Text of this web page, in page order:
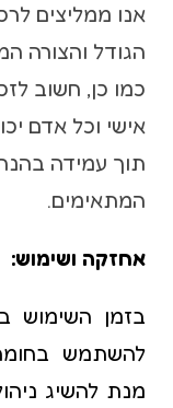
אנו ממליצים
הגודל והצורה
כמו כן, חשוב
אישי וכל אדם
תוך עמידה
המתאימים.
אחזקה ושימוש:
בזמן השימוש
להשתמש
מנת להשיג